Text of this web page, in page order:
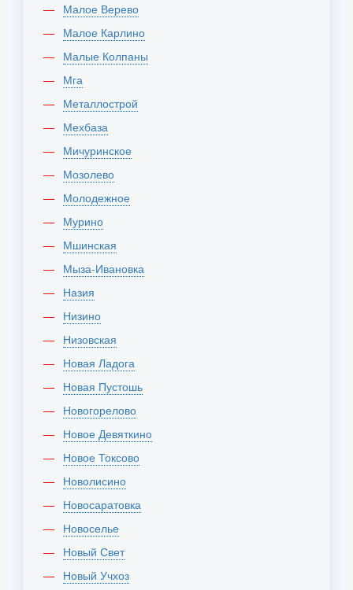
Малое Верево
Малое Карлино
Малые Колпаны
Мга
Металлострой
Мехбаза
Мичуринское
Мозолево
Молодежное
Мурино
Мшинская
Мыза-Ивановка
Назия
Низино
Низовская
Новая Ладога
Новая Пустошь
Новогорелово
Новое Девяткино
Новое Токсово
Новолисино
Новосаратовка
Новоселье
Новый Свет
Новый Учхоз